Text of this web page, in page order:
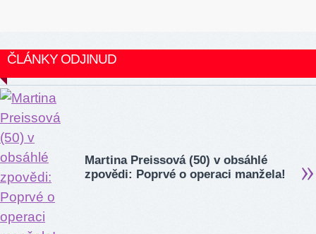
ČLÁNKY ODJINUD
Martina Preissová (50) v obsáhlé
zpovědi: Poprvé o operaci manžela!